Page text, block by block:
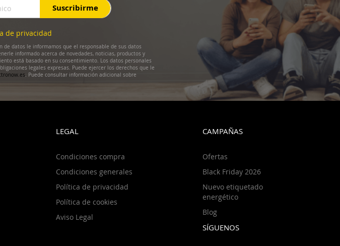
Suscribirme
de privacidad
datos le informamos que el responsable de sus datos
informado acerca de novedades, noticias, productos y
está basado en su consentimiento. Los datos personales
legales expresas. Puede ejercer los derechos que le
. Puede consultar información adicional sobre
LEGAL
Condiciones compra
Condiciones generales
Política de privacidad
Política de cookies
Aviso Legal
CAMPAÑAS
Ofertas
Black Friday 2026
Nuevo etiquetado
energético
Blog
SÍGUENOS